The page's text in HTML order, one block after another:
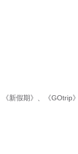
《新假期》 《GOtrip》